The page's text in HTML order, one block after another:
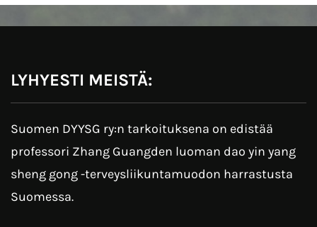
LYHYESTI MEISTÄ:
Suomen DYYSG ry:n tarkoituksena on edistää
professori Zhang Guangden luoman dao yin yang
sheng gong -terveysliikuntamuodon harrastusta
Suomessa.